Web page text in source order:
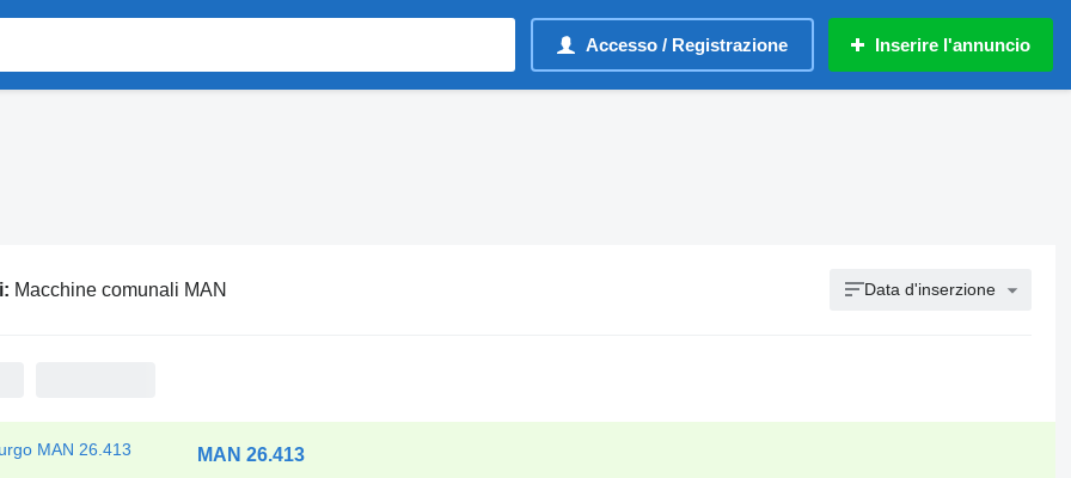
Accesso / Registrazione Inserire l'annuncio
Macchine comunali MAN Data d'inserzione
MAN 26.413